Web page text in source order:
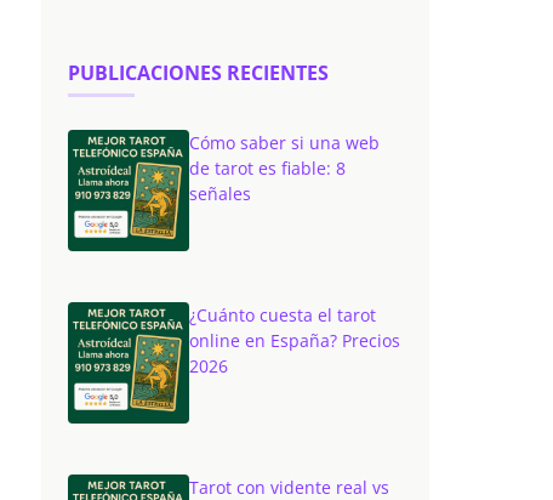
PUBLICACIONES RECIENTES
Cómo saber si una web
de tarot es fiable: 8
señales
¿Cuánto cuesta el tarot
online en España? Precios
2026
Tarot con vidente real vs